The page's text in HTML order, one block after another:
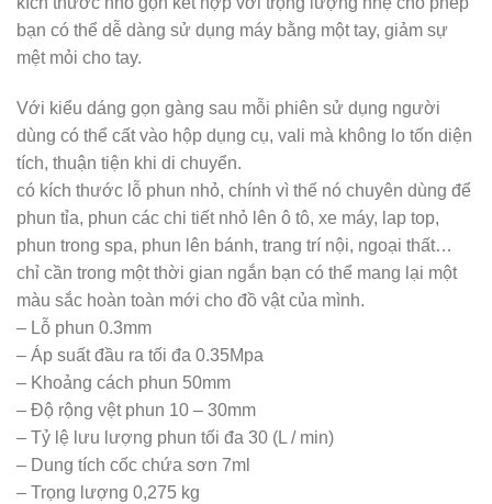
bạn có thể dễ dàng sử dụng máy bằng một tay, giảm sự
mệt mỏi cho tay.
Với kiểu dáng gọn gàng sau mỗi phiên sử dụng người
dùng có thể cất vào hộp dụng cụ, vali mà không lo tốn diện
tích, thuận tiện khi di chuyển.
có kích thước lỗ phun nhỏ, chính vì thế nó chuyên dùng để
phun tỉa, phun các chi tiết nhỏ lên ô tô, xe máy, lap top,
phun trong spa, phun lên bánh, trang trí nội, ngoại thất…
chỉ cần trong một thời gian ngắn bạn có thể mang lại một
màu sắc hoàn toàn mới cho đồ vật của mình.
– Lỗ phun 0.3mm
– Áp suất đầu ra tối đa 0.35Mpa
– Khoảng cách phun 50mm
– Độ rộng vệt phun 10 – 30mm
– Tỷ lệ lưu lượng phun tối đa 30 (L / min)
– Dung tích cốc chứa sơn 7ml
– Trọng lượng 0,275 kg